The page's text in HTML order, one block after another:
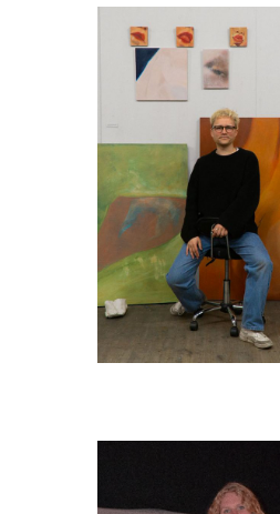
Djordi Komrij